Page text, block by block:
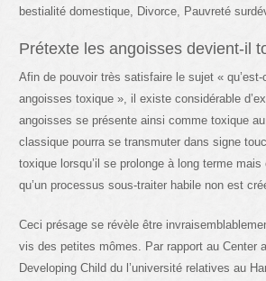
bestialité domestique, Divorce, Pauvreté
Prétexte les angoisses devient-il
Afin de pouvoir très satisfaire le sujet «
angoisses toxique », il existe considérable
angoisses se présente ainsi comme toxique
classique pourra se transmuter dans signe
toxique lorsqu’il se prolonge à long terme
qu’un processus sous-traiter habile non est
Ceci présage se révèle être
vis des petites mômes. Par rapport au Center
Developing Child du l’université relatives au